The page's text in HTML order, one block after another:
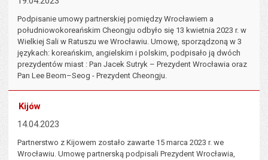
Podpisanie umowy partnerskiej pomiędzy Wrocławiem a
południowokoreańskim Cheongju odbyło się 13 kwietnia 2023 r. w
Wielkiej Sali w Ratuszu we Wrocławiu. Umowę, sporządzoną w 3
językach: koreańskim, angielskim i polskim, podpisało ją dwóch
prezydentów miast : Pan Jacek Sutryk – Prezydent Wrocławia oraz
Pan Lee Beom–Seog - Prezydent Cheongju.
Kijów
14.04.2023
Partnerstwo z Kijowem zostało zawarte 15 marca 2023 r. we
Wrocławiu. Umowę partnerską podpisali Prezydent Wrocławia,